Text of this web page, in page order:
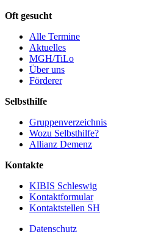
Oft gesucht
Alle Termine
Aktuelles
MGH/TiLo
Über uns
Förderer
Selbsthilfe
Gruppenverzeichnis
Wozu Selbsthilfe?
Allianz Demenz
Kontakte
KIBIS Schleswig
Kontaktformular
Kontaktstellen SH
Datenschutz